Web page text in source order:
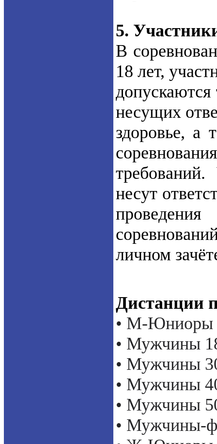
5.
В
18 лет,
допускаются
несущих
здоровье, а
несут
личном
Дистанции
• М-Юниоры
• Мужчины
• Мужчины
• Мужчины
• Мужчины
• Мужчины-